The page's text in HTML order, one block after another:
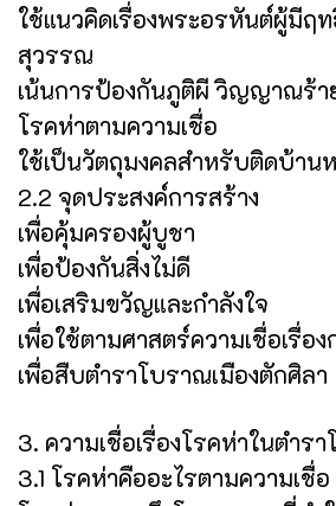
ใช้แนวคิดเรื่องพระอรหันต์ผู้มีฤท
สุวรรณ
เน้นการป้องกันภูติผี วิญญาณร้า
โรคห่าตามความเชื่อ
ใช้เป็นวัตถุมงคลสำหรับติดบ้าน
2.2 จุดประสงค์การสร้าง
เพื่อคุ้มครองผู้บูชา
เพื่อป้องกันสิ่งไม่ดี
เพื่อเสริมขวัญและกำลังใจ
เพื่อใช้ตามศาสตร์ความเชื่อเรื่อ
เพื่อสืบตำราโบราณเมืองตักศิลา
3. ความเชื่อเรื่องโรคห่าในตำร
3.1 โรคห่าคืออะไรตามความเชื่อ